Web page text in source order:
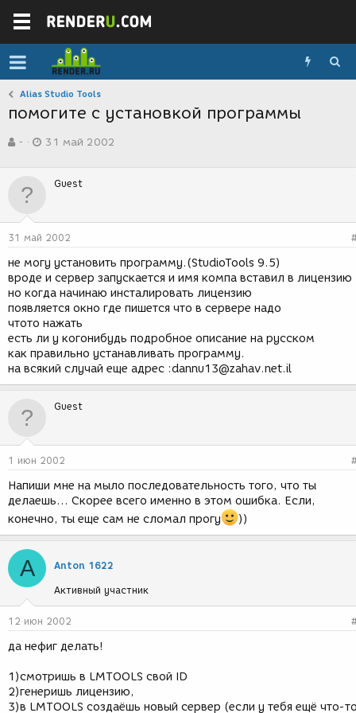
Alias Studio Tools
помогите с установкой программы
в
р
м
-
а
д
н
и
я
31 май 2002
Guest
31 май 2002
не могу установить программу.(StudioTools 9.5)
вроде и сервер запускается и имя компа вставил в лицензию
но когда начинаю инсталировать лицензию
появляется окно где пишется что в сервере надо
чтото нажать
есть ли у когонибудь подробное описание на русском
как правильно устанавливать программу.
на всякий случай еще адрес :dannu13@zahav.net.il
Guest
1 июн 2002
Напиши мне на мыло последовательность того, что ты
делаешь... Скорее всего именно в этом ошибка. Если,
конечно, ты еще сам не сломал прогу
))
A Anton 1622
Активный участник
12 июн 2002
да нефиг делать!
1)смотришь в LMTOOLS свой ID
2)генеришь лицензию,
3)в LMTOOLS создаёшь новый сервер (если у тебя ещё что-